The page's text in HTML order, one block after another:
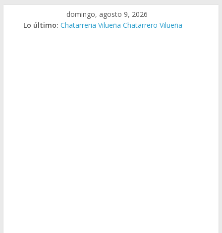
domingo, agosto 9, 2026
Lo último: Chatarreria Vilueña Chatarrero Vilueña